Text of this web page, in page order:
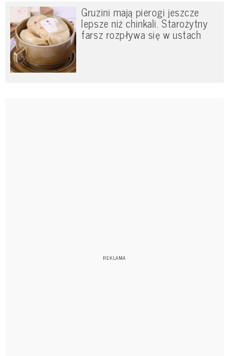
Gruzini mają pierogi jeszcze
lepsze niż chinkali. Starożytny
farsz rozpływa się w ustach